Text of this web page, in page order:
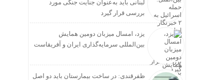
لبنانی باید به‌عنوان جنایت جنگی مورد
بررسی قرار گیرد
یزد، امسال میزبان دومین همایش
بین‌المللی سرمایه‌گذاری ایران و آفریقاست
ظفرقندی: در ساخت بیمارستان باید دو اصل